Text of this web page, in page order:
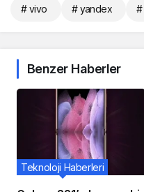
# vivo # yandex #
Benzer Haberler
Teknoloji Haberleri